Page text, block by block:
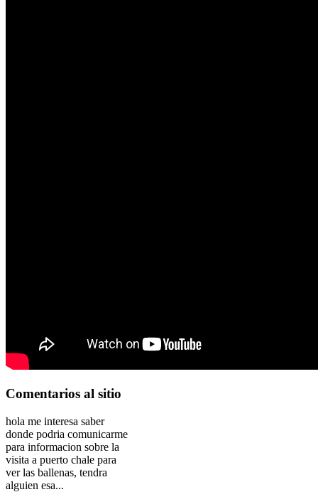
Comentarios al sitio
hola me interesa saber
donde podria comunicarme
para informacion sobre la
visita a puerto chale para
ver las ballenas, tendra
alguien esa...